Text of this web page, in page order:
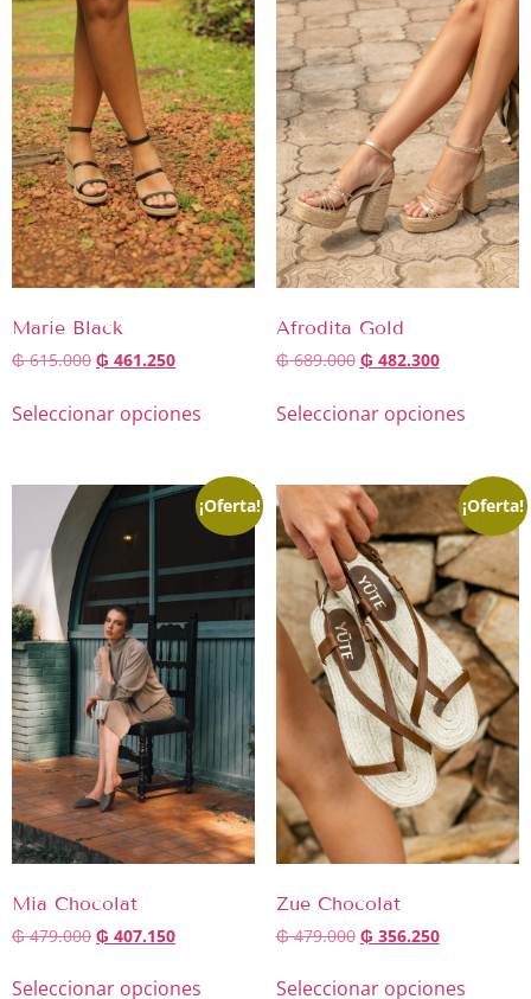
Marie Black
₲615.000 ₲ 461.250
Seleccionar opciones
Afrodita Gold
₲689.000 ₲ 482.300
Seleccionar opciones
¡Oferta!
Mia Chocolat
₲479.000 ₲ 407.150
Seleccionar opciones
¡Oferta!
Zue Chocolat
₲479.000 ₲ 356.250
Seleccionar opciones